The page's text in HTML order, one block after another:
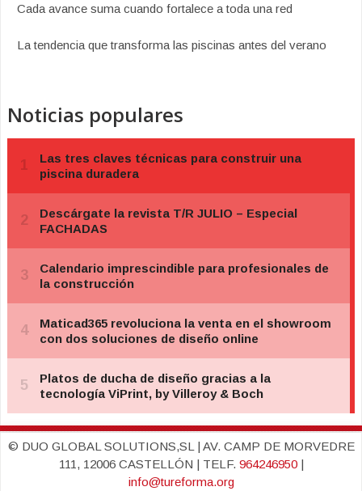
Cada avance suma cuando fortalece a toda una red
La tendencia que transforma las piscinas antes del verano
Noticias populares
© DUO GLOBAL SOLUTIONS,SL | AV. CAMP DE MORVEDRE
111, 12006 CASTELLÓN | TELF. 964246950|
info@tureforma.org